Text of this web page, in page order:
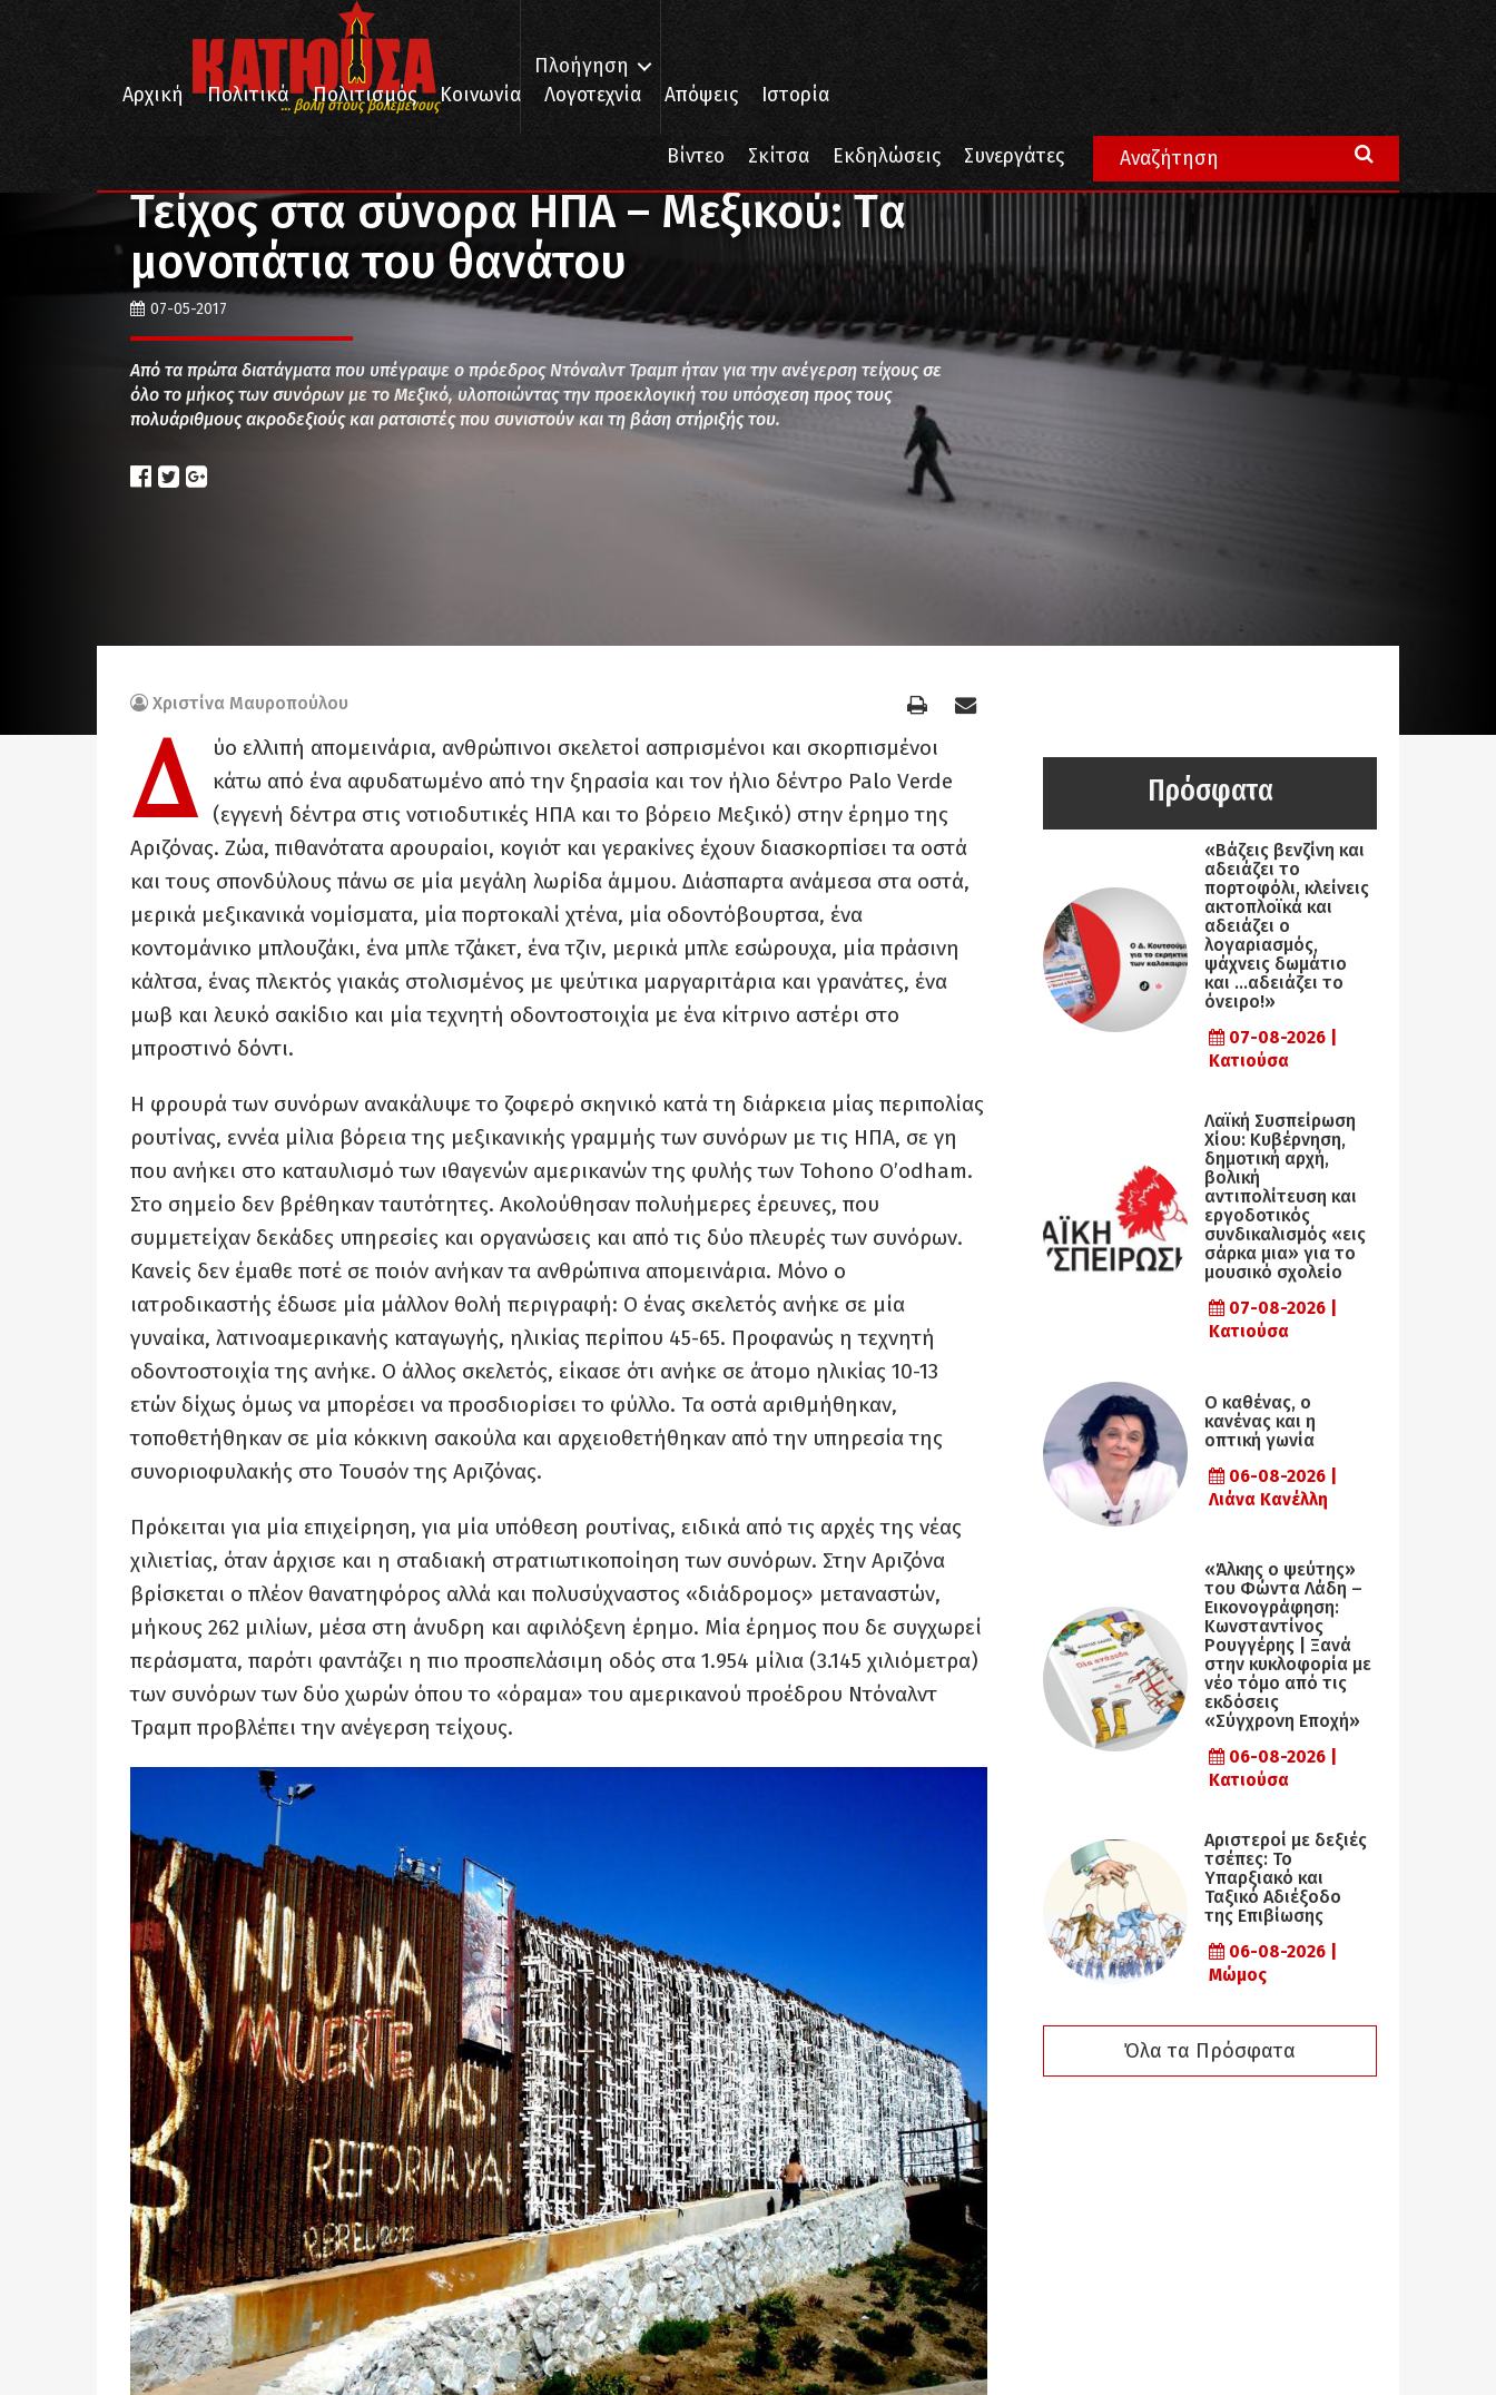
... βολή στους βολεμένους
Πλοήγηση
Αρχική
Πολιτικά Πολιτισμός Κοινωνία Λογοτεχνία Απόψεις Ιστορία
Βίντεο Σκίτσα Εκδηλώσεις Συνεργάτες
Πολιτικά Τείχος στα σύνορα ΗΠΑ – Μεξικού: Tα μονοπάτια του θανάτου
Τείχος στα σύνορα ΗΠΑ – Μεξικού: Tα
μονοπάτια του θανάτου
07-05-2017
Από τα πρώτα διατάγματα που υπέγραψε ο πρόεδρος Ντόναλντ Τραμπ ήταν για την ανέγερση τείχους σε
όλο το μήκος των συνόρων με το Μεξικό, υλοποιώντας την προεκλογική του υπόσχεση προς τους
πολυάριθμους ακροδεξιούς και ρατσιστές που συνιστούν και τη βάση στήριξής του.
Χριστίνα Μαυροπούλου
Δ
ύο ελλιπή απομεινάρια, ανθρώπινοι σκελετοί ασπρισμένοι και σκορπισμένοι
κάτω από ένα αφυδατωμένο από την ξηρασία και τον ήλιο δέντρο Palo Verde
(εγγενή δέντρα στις νοτιοδυτικές ΗΠΑ και το βόρειο Μεξικό) στην έρημο της
Αριζόνας. Ζώα, πιθανότατα αρουραίοι, κογιότ και γερακίνες έχουν διασκορπίσει τα οστά
και τους σπονδύλους πάνω σε μία μεγάλη λωρίδα άμμου. Διάσπαρτα ανάμεσα στα οστά,
μερικά μεξικανικά νομίσματα, μία πορτοκαλί χτένα, μία οδοντόβουρτσα, ένα
κοντομάνικο μπλουζάκι, ένα μπλε τζάκετ, ένα τζιν, μερικά μπλε εσώρουχα, μία πράσινη
κάλτσα, ένας πλεκτός γιακάς στολισμένος με ψεύτικα μαργαριτάρια και γρανάτες, ένα
μωβ και λευκό σακίδιο και μία τεχνητή οδοντοστοιχία με ένα κίτρινο αστέρι στο
μπροστινό δόντι.
Η φρουρά των συνόρων ανακάλυψε το ζοφερό σκηνικό κατά τη διάρκεια μίας περιπολίας
ρουτίνας, εννέα μίλια βόρεια της μεξικανικής γραμμής των συνόρων με τις ΗΠΑ, σε γη
που ανήκει στο καταυλισμό των ιθαγενών αμερικανών της φυλής των Tohono O’odham.
Στο σημείο δεν βρέθηκαν ταυτότητες. Ακολούθησαν πολυήμερες έρευνες, που
συμμετείχαν δεκάδες υπηρεσίες και οργανώσεις και από τις δύο πλευρές των συνόρων.
Κανείς δεν έμαθε ποτέ σε ποιόν ανήκαν τα ανθρώπινα απομεινάρια. Μόνο ο
ιατροδικαστής έδωσε μία μάλλον θολή περιγραφή: Ο ένας σκελετός ανήκε σε μία
γυναίκα, λατινοαμερικανής καταγωγής, ηλικίας περίπου 45-65. Προφανώς η τεχνητή
οδοντοστοιχία της ανήκε. Ο άλλος σκελετός, είκασε ότι ανήκε σε άτομο ηλικίας 10-13
ετών δίχως όμως να μπορέσει να προσδιορίσει το φύλλο. Τα οστά αριθμήθηκαν,
τοποθετήθηκαν σε μία κόκκινη σακούλα και αρχειοθετήθηκαν από την υπηρεσία της
συνοριοφυλακής στο Τουσόν της Αριζόνας.
Πρόκειται για μία επιχείρηση, για μία υπόθεση ρουτίνας, ειδικά από τις αρχές της νέας
χιλιετίας, όταν άρχισε και η σταδιακή στρατιωτικοποίηση των συνόρων. Στην Αριζόνα
βρίσκεται ο πλέον θανατηφόρος αλλά και πολυσύχναστος «διάδρομος» μεταναστών,
μήκους 262 μιλίων, μέσα στη άνυδρη και αφιλόξενη έρημο. Μία έρημος που δε συγχωρεί
περάσματα, παρότι φαντάζει η πιο προσπελάσιμη οδός στα 1.954 μίλια (3.145 χιλιόμετρα)
των συνόρων των δύο χωρών όπου το «όραμα» του αμερικανού προέδρου Ντόναλντ
Τραμπ προβλέπει την ανέγερση τείχους.
Πρόσφατα
«Βάζεις βενζίνη και
αδειάζει το
πορτοφόλι, κλείνεις
ακτοπλοϊκά και
αδειάζει ο
λογαριασμός,
ψάχνεις δωμάτιο
και …αδειάζει το
όνειρο!»
07-08-2026 |
Κατιούσα
Λαϊκή Συσπείρωση
Χίου: Κυβέρνηση,
δημοτική αρχή,
βολική
αντιπολίτευση και
εργοδοτικός
συνδικαλισμός «εις
σάρκα μια» για το
μουσικό σχολείο
07-08-2026 |
Κατιούσα
Ο καθένας, ο
κανένας και η
οπτική γωνία
06-08-2026 |
Λιάνα Κανέλλη
«Άλκης ο ψεύτης»
του Φώντα Λάδη –
Εικονογράφηση:
Κωνσταντίνος
Ρουγγέρης | Ξανά
στην κυκλοφορία με
νέο τόμο από τις
εκδόσεις
«Σύγχρονη Εποχή»
06-08-2026 |
Κατιούσα
Αριστεροί με δεξιές
τσέπες: Το
Υπαρξιακό και
Ταξικό Αδιέξοδο
της Επιβίωσης
06-08-2026 |
Μώμος
Όλα τα Πρόσφατα